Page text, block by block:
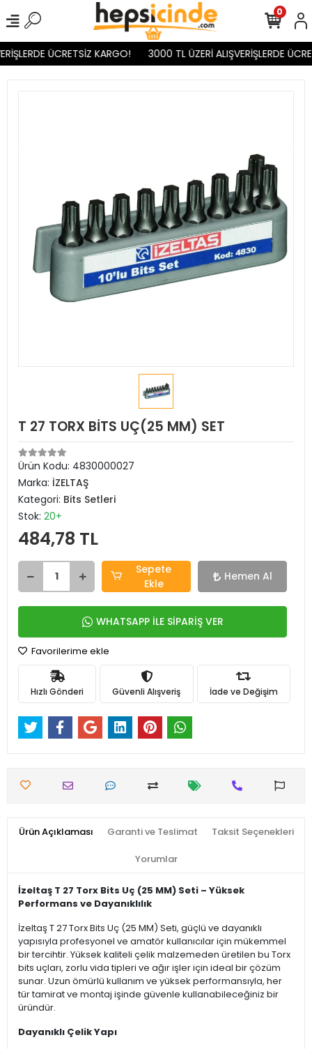
ÜCRETSİZ KARGO! 3000 TL ÜZERİ ALIŞVERİŞLERDE
0
T 27 TORX BİTS UÇ(25 MM) SET
Ürün Kodu: 4830000027
Marka: İZELTAŞ
Kategori: Bits Setleri
Stok: 20+
484,78 TL
Sepete
Ekle
Hemen Al
WHATSAPP İLE SİPARİŞ VER
Favorilerime ekle
Hızlı Gönderi Güvenli Alışveriş İade ve Değişim
Ürün Açıklaması Garanti ve Teslimat Taksit Seçenekleri
Yorumlar
İzeltaş T 27 Torx Bits Uç (25 MM) Seti – Yüksek
Performans ve Dayanıklılık
İzeltaş T 27 Torx Bits Uç (25 MM) Seti, güçlü ve dayanıklı
yapısıyla profesyonel ve amatör kullanıcılar için mükemmel
bir tercihtir. Yüksek kaliteli çelik malzemeden üretilen bu Torx
bits uçları, zorlu vida tipleri ve ağır işler için ideal bir çözüm
sunar. Uzun ömürlü kullanım ve yüksek performansıyla, her
tür tamirat ve montaj işinde güvenle kullanabileceğiniz bir
üründür.
Dayanıklı Çelik Yapı